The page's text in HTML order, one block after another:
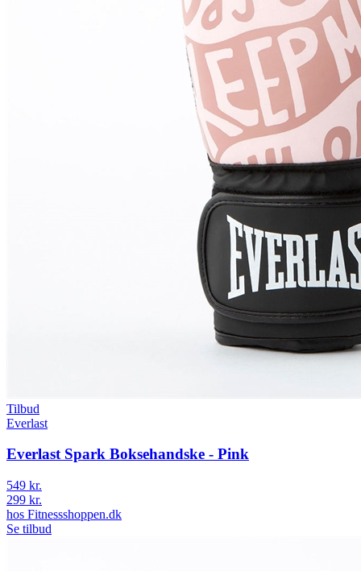
Tilbud
Everlast
Everlast Spark Boksehandske - Pink
549 kr.
299 kr.
hos Fitnessshoppen.dk
Se tilbud